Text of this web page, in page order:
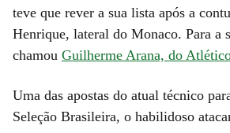
teve que rever a sua lista após a
Henrique, lateral do Monaco. Para a
chamou Guilherme Arana, do
Uma das apostas do atual técnico
Seleção Brasileira, o habilidoso